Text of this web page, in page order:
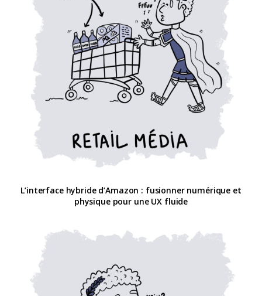
L’interface hybride d’Amazon : fusionner numérique et
physique pour une UX fluide